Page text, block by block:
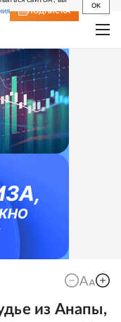
OK
ПОДПИСКА
из Анапы,